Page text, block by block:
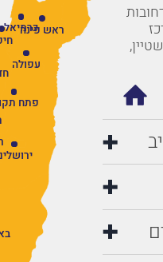
3, רחובות
פתח
עפולה
ראש פינהכרמיאל